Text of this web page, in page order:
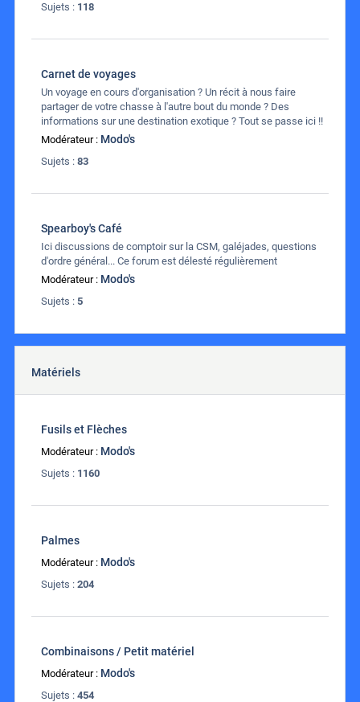
Sujets : 118
Carnet de voyages
Un voyage en cours d'organisation ? Un récit à nous faire
partager de votre chasse à l'autre bout du monde ? Des
informations sur une destination exotique ? Tout se passe ici !!
Modérateur : Modo's
Sujets : 83
Spearboy's Café
Ici discussions de comptoir sur la CSM, galéjades, questions
d'ordre général... Ce forum est délesté régulièrement
Modérateur : Modo's
Sujets : 5
Matériels
Fusils et Flèches
Modérateur : Modo's
Sujets : 1160
Palmes
Modérateur : Modo's
Sujets : 204
Combinaisons / Petit matériel
Modérateur : Modo's
Sujets : 454